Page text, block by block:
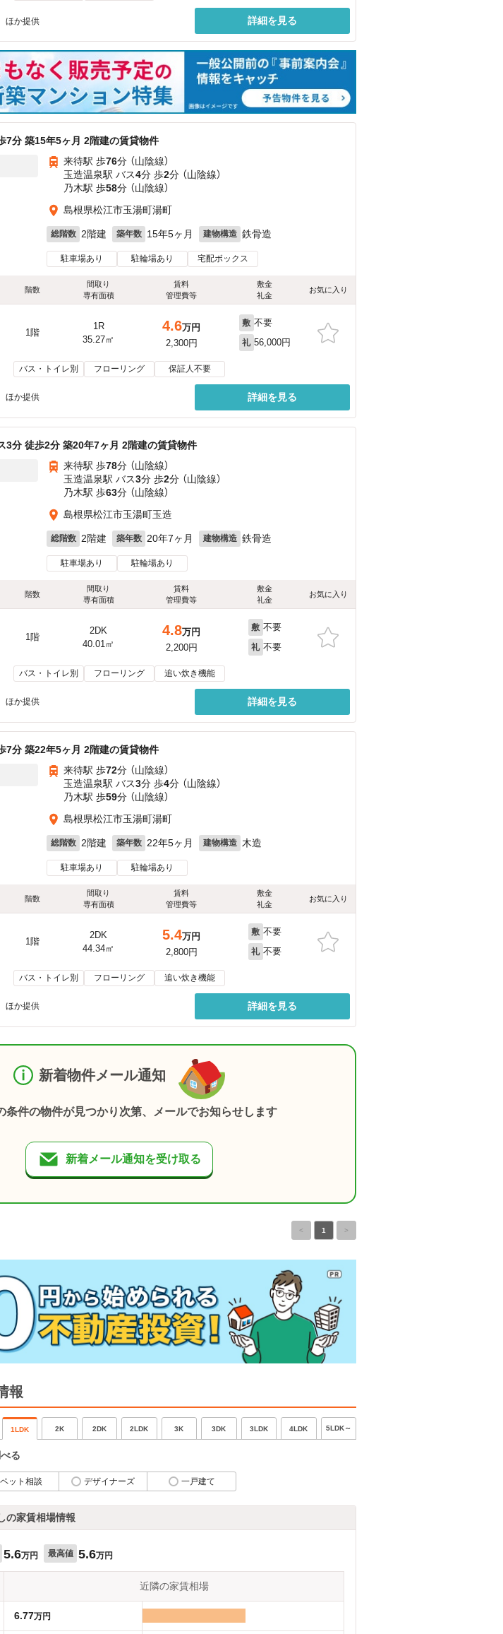
ほか提供 詳細を見る
7分 築15年5ヶ月 2階建の賃貸物件
来待駅 歩76分 （山陰線）
玉造温泉駅 バス4分 歩2分 （山陰線）
乃木駅 歩58分 （山陰線）
島根県松江市玉湯町湯町
総階数 2階建 築年数 15年5ヶ月 建物構造 鉄骨造
駐車場あり 駐輪場あり 宅配ボックス
階数
間取り
専有面積
賃料
管理費等
敷金
礼金
お気に入り
1階
1R
35.27㎡
4.6万円
2,300円
敷 不要
礼 56,000円
バス・トイレ別 フローリング 保証人不要
ほか提供 詳細を見る
3分 徒歩2分 築20年7ヶ月 2階建の賃貸物件
来待駅 歩78分 （山陰線）
玉造温泉駅 バス3分 歩2分 （山陰線）
乃木駅 歩63分 （山陰線）
島根県松江市玉湯町玉造
総階数 2階建 築年数 20年7ヶ月 建物構造 鉄骨造
駐車場あり 駐輪場あり
階数
間取り
専有面積
賃料
管理費等
敷金
礼金
お気に入り
1階
2DK
40.01㎡
4.8万円
2,200円
敷 不要
礼 不要
バス・トイレ別 フローリング 追い炊き機能
ほか提供 詳細を見る
7分 築22年5ヶ月 2階建の賃貸物件
来待駅 歩72分 （山陰線）
玉造温泉駅 バス3分 歩4分 （山陰線）
乃木駅 歩59分 （山陰線）
島根県松江市玉湯町湯町
総階数 2階建 築年数 22年5ヶ月 建物構造 木造
駐車場あり 駐輪場あり
階数
間取り
専有面積
賃料
管理費等
敷金
礼金
お気に入り
1階
2DK
44.34㎡
5.4万円
2,800円
敷 不要
礼 不要
バス・トイレ別 フローリング 追い炊き機能
ほか提供 詳細を見る
新着物件メール通知
条件の物件が見つかり次第、メールでお知らせします
新着メール通知を受け取る
< 1 >
報
1LDK 2K 2DK 2LDK 3K 3DK 3LDK 4LDK 5LDK～
る
ペット相談 デザイナーズ 一戸建て
の家賃相場情報
5.6万円 最高値 5.6万円
近隣の家賃相場
6.77万円